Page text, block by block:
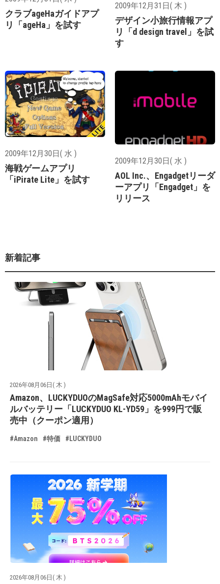
クラブageHaガイドアプ
リ「ageHa」を試す
2009年12月31日( 木 )
デザイン小旅行情報アプ
リ「d design travel」を試
す
2009年12月30日( 水 )
海戦ゲームアプリ
「iPirate Lite」を試す
2009年12月30日( 水 )
AOL Inc.、Engadgetリーダ
ーアプリ「Engadget」を
リリース
新着記事
2026年08月06日( 木 )
Amazon、LUCKYDUOのMagSafe対応5000mAhモバイ
ルバッテリー「LUCKYDUO KL-YD59」を999円で販
売中（クーポン適用）
#Amazon #特価 #LUCKYDUO
2026年08月06日( 木 )